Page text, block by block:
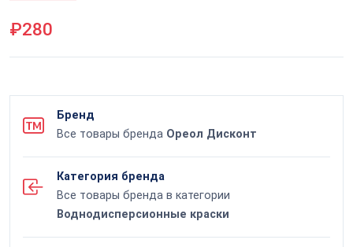
₽280
Бренд
Все товары бренда Ореол Дисконт
Категория бренда
Все товары бренда в категории
Воднодисперсионные краски